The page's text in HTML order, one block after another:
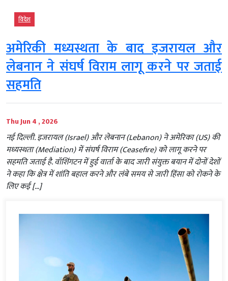
विदेश
अमेरिकी मध्यस्थता के बाद इजरायल और
लेबनान ने संघर्ष विराम लागू करने पर जताई
सहमति
Thu Jun 4 , 2026
नई दिल्ली. इजरायल (Israel) और लेबनान (Lebanon) ने अमेरिका (US) की
मध्यस्थता (Mediation) में संघर्ष विराम (Ceasefire) को लागू करने पर
सहमति जताई है. वॉशिंगटन में हुई वार्ता के बाद जारी संयुक्त बयान में दोनों देशों
ने कहा कि क्षेत्र में शांति बहाल करने और लंबे समय से जारी हिंसा को रोकने के
लिए कई […]